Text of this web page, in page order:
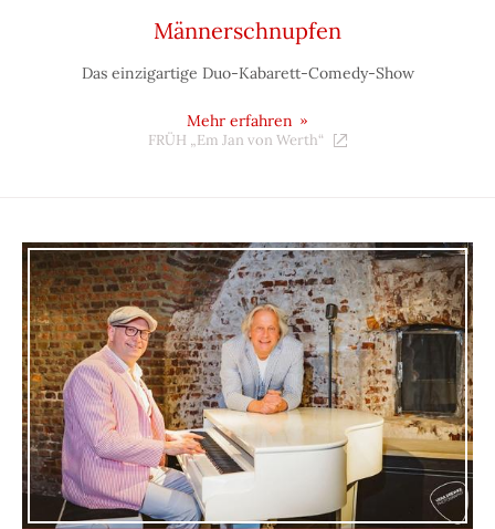
Männerschnupfen
Das einzigartige Duo-Kabarett-Comedy-Show
Mehr erfahren
FRÜH „Em Jan von Werth“